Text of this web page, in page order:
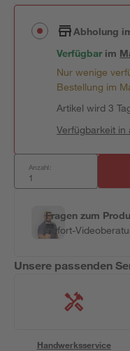
Abholung
Verfügbar im
Nur wenige
Bestellung im
Artikel wird 3
Verfügbarkeit in
Anzahl:
Fragen zum
Sofort-
Unsere passenden
Handwerksservice